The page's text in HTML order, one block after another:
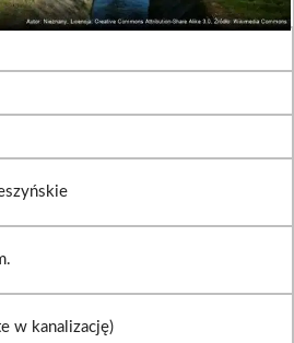
w kanalizację)